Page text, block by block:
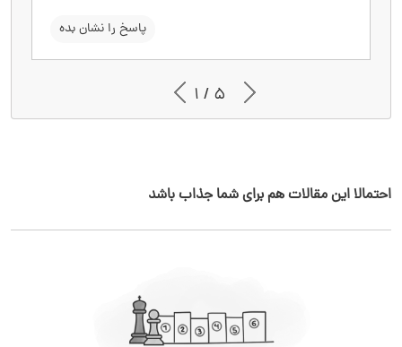
پاسخ را نشان بده
1 / 5
احتمالا این مقالات هم برای شما جذاب باشد